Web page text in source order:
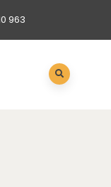
963